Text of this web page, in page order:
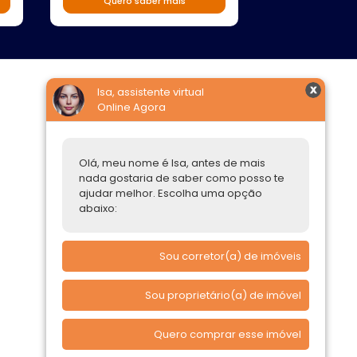
Isa, assistente virtual
Online Agora
Olá, meu nome é Isa, antes de mais
nada gostaria de saber como posso te
ajudar melhor. Escolha uma opção
abaixo:
Sou corretor(a) de imóveis
Sou proprietário(a) de imóvel
Quero comprar esse imóvel
Construtoras
Comprar ou alugar
Quero Comprar